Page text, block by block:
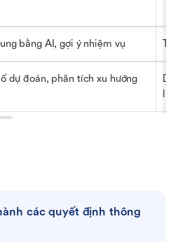
bằng AI, gợi ý nhiệm vụ Tài
dự đoán, phân tích xu hướng
các quyết định thông